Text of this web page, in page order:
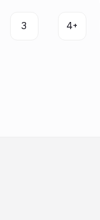
3 4+